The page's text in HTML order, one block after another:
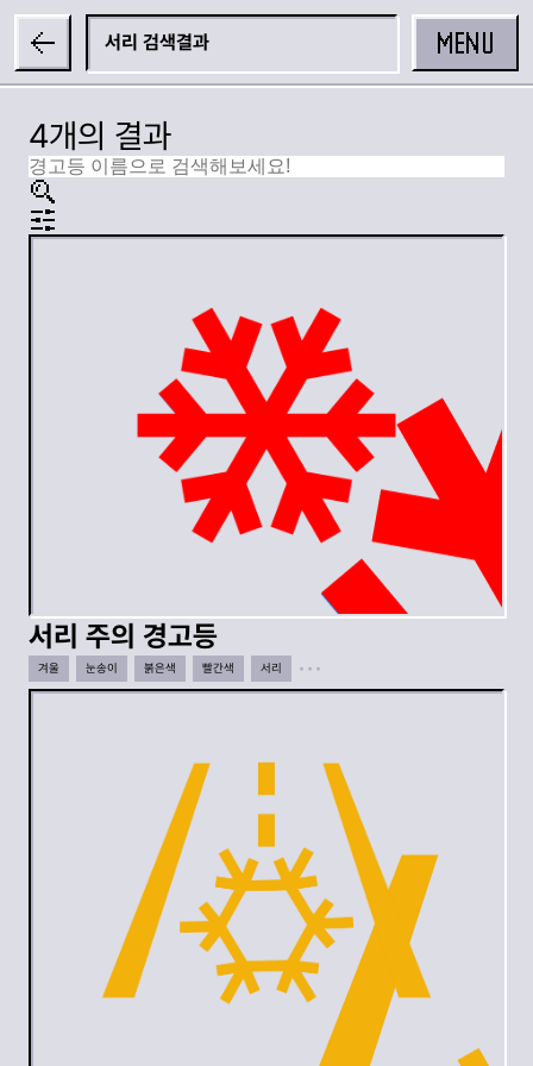
MENU
서리
4개의 결과
서리 주의 경고등
겨울 눈송이 붉은색 빨간색 서리